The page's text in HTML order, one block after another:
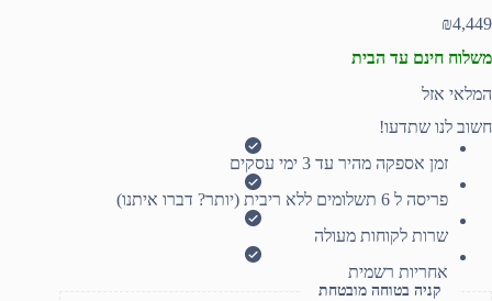
₪4,449
משלוח חינם עד הבית
המלאי אזל
חשוב לנו שתדעו!
זמן אספקה מהיר עד 3 ימי עסקים
פריסה ל 6 תשלומים ללא ריבית (יותר? דברו איתנו)
שרות לקוחות מעולה
אחריות רשמית
קניה בטוחה מובטחת